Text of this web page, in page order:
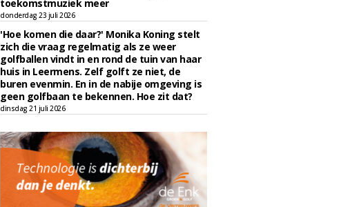
toekomstmuziek meer
donderdag 23 juli 2026
'Hoe komen die daar?' Monika Koning stelt
zich die vraag regelmatig als ze weer
golfballen vindt in en rond de tuin van haar
huis in Leermens. Zelf golft ze niet, de
buren evenmin. En in de nabije omgeving is
geen golfbaan te bekennen. Hoe zit dat?
dinsdag 21 juli 2026